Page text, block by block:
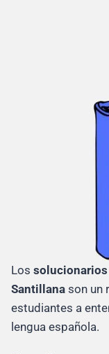
Los solucionarios
Santillana son un
estudiantes a
lengua española.